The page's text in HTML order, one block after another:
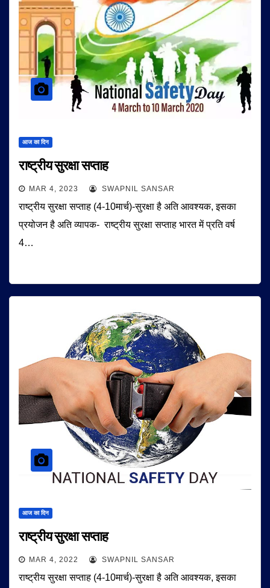
आज का दिन
राष्ट्रीय सुरक्षा सप्ताह
MAR 4, 2023 SWAPNIL SANSAR
राष्ट्रीय सुरक्षा सप्ताह (4-10मार्च)-सुरक्षा है अति आवश्यक, इसका
प्रयोजन है अति व्यापक- राष्ट्रीय सुरक्षा सप्ताह भारत में प्रति वर्ष
4…
आज का दिन
राष्ट्रीय सुरक्षा सप्ताह
MAR 4, 2022 SWAPNIL SANSAR
राष्ट्रीय सुरक्षा सप्ताह (4-10मार्च)-सुरक्षा है अति आवश्यक, इसका